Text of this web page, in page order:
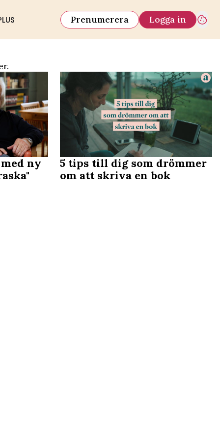
Prenumerera Logga in
ny
5 tips till dig som drömmer
om att skriva en bok